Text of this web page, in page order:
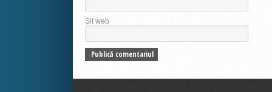
Sit web